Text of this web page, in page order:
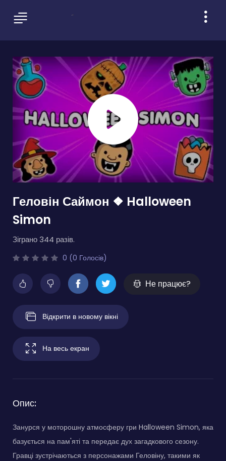
Геловін Саймон ❖ Halloween
Simon
Зіграно 344 разів.
0 (0 Голосів)
Не працює?
Відкрити в новому вікні
На весь екран
Опис:
Занурся у моторошну атмосферу гри Halloween Simon, яка
базується на пам'яті та передає дух загадкового сезону.
Гравці зустрічаються з персонажами Геловіну, такими як